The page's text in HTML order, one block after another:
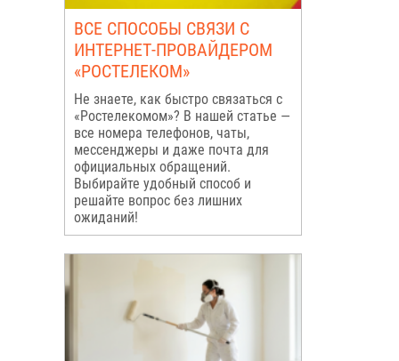
ВСЕ СПОСОБЫ СВЯЗИ С
ИНТЕРНЕТ-ПРОВАЙДЕРОМ
«РОСТЕЛЕКОМ»
Не знаете, как быстро связаться с
«Ростелекомом»? В нашей статье —
все номера телефонов, чаты,
мессенджеры и даже почта для
официальных обращений.
Выбирайте удобный способ и
решайте вопрос без лишних
ожиданий!